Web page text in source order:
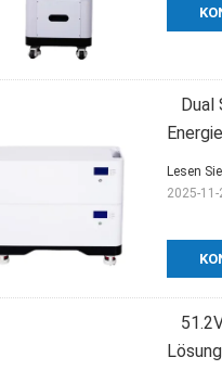
Lesen
2025-
Lösung